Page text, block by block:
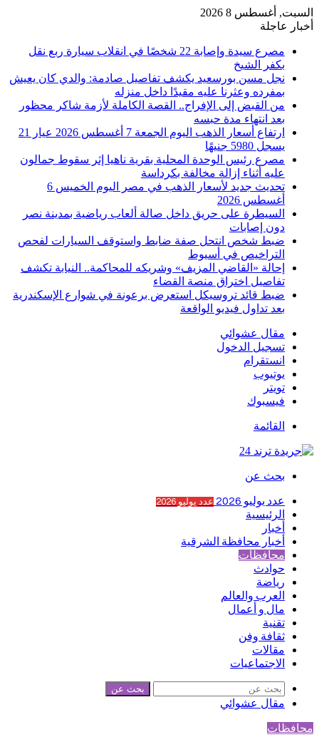
السبت, أغسطس 8 2026
أخبار عاجلة
مصرع سيدة وإصابة 22 شخصًا في انقلاب سيارة ربع نقل
بكفر الشيخ
نجل مسن بورسعيد يكشف تفاصيل صادمة: والدي كان يعيش
بمفرده وعثرنا عليه مقيدًا داخل منزله
من القبض إلى الإفراج.. القصة الكاملة لأزمة شاكر محظور
بعد انتهاء مدة حبسه
ارتفاع أسعار الذهب اليوم الجمعة 7 أغسطس 2026 عيار 21
يسجل 5980 جنيهًا
مصرع رئيس الوحدة المحلية بقرية ناهيا إثر سقوط جمالون
عليه أثناء إزالة مخالفة بكرداسة
تحديث جديد لأسعار الذهب في مصر اليوم الخميس 6
أغسطس 2026
السيطرة على حريق داخل صالة ألعاب رياضية بمدينة نصر
دون إصابات
ضبط شخص انتحل صفة ضابط واستوقف السيارات لفحص
التراخيص في أسيوط
إحالة «القاضي المزيف» وشريكه للمحاكمة.. النيابة تكشف
تفاصيل اختراق منصة القضاء
ضبط قائد تروسيكل استعرض برعونة في شوارع الإسكندرية
بعد تداول فيديو الواقعة
مقال عشوائي
تسجيل الدخول
انستقرام
يوتيوب
تويتر
فيسبوك
القائمة
بحث عن
عدد يوليو 2026 عدد يوليو 2026
الرئيسية
أخبار
أخبار محافظة الشرقية
محافظات
حوادث
رياضة
العرب والعالم
مال و أعمال
تقنية
ثقافة وفن
مقالات
الاجتماعيات
بحث عن
مقال عشوائي
محافظات